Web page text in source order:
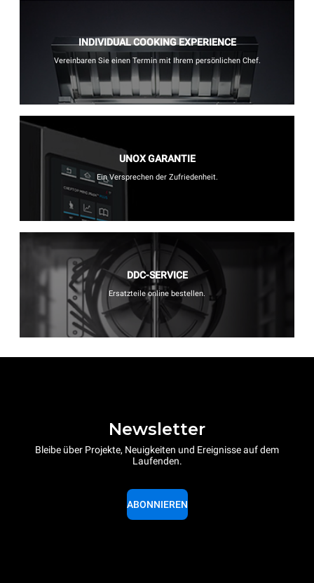
INDIVIDUAL COOKING EXPERIENCE
Vereinbaren Sie einen Termin mit Ihrem persönlichen Chef.
UNOX GARANTIE
Ein Versprechen der Zufriedenheit.
DDC-SERVICE
Ersatzteile online bestellen.
Newsletter
Bleibe über Projekte, Neuigkeiten und Ereignisse auf dem
Laufenden.
ABONNIEREN